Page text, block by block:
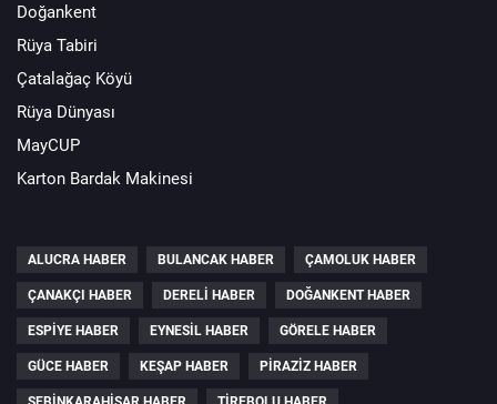
Doğankent
Rüya Tabiri
Çatalağaç Köyü
Rüya Dünyası
MayCUP
Karton Bardak Makinesi
ALUCRA HABER BULANCAK HABER ÇAMOLUK HABER
ÇANAKÇI HABER DERELI HABER DOĞANKENT HABER
ESPIYE HABER EYNESIL HABER GÖRELE HABER
GÜCE HABER KEŞAP HABER PIRAZIZ HABER